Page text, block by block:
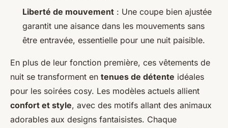
Liberté de mouvement : Une coupe bien ajustée
garantit une aisance dans les mouvements sans
être entravée, essentielle pour une nuit paisible.
En plus de leur fonction première, ces vêtements de
nuit se transforment en tenues de détente idéales
pour les soirées cosy. Les modèles actuels allient
confort et style, avec des motifs allant des animaux
adorables aux designs fantaisistes. Chaque